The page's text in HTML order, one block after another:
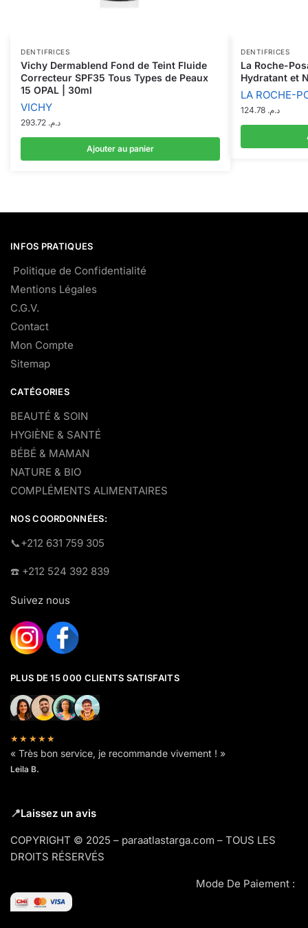
DENTIFRICES
Vichy Dermablend Fond de Teint Fluide
Correcteur SPF35 Tous Types de Peaux
15 OPAL | 30ml
VICHY
د.م.
Ajouter au panier
DENTIFRICES
La Roche-
Hydratant et
LA ROCHE-
د.م.
INFOS PRATIQUES
Politique de Confidentialité
Mentions Légales
C.G.V.
Contact
Mon Compte
Sitemap
CATÉGORIES
BEAUTÉ & SOIN
HYGIÈNE & SANTÉ
BÉBÉ & MAMAN
NATURE & BIO
COMPLÉMENTS ALIMENTAIRES
NOS COORDONNÉES:
​📞+212 631 759 305
☎️​ +212 524 392 839
Suivez nous
PLUS DE 15 000 CLIENTS SATISFAITS
★★★★★
« Très bon service, je recommande vivement ! »
Leila B.
📍Laissez un avis
COPYRIGHT © 2025 – paraatlastarga.com – TOUS LES
DROITS RÉSERVÉS
Mode De Paiement :